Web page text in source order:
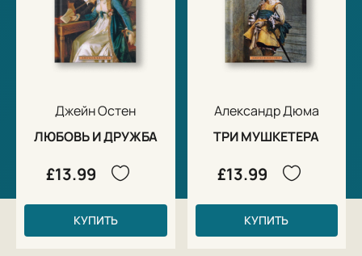
Джейн Остен
ЛЮБОВЬ И ДРУЖБА
£13.99
КУПИТЬ
Александр Дюма
ТРИ МУШКЕТЕРА
£13.99
КУПИТЬ